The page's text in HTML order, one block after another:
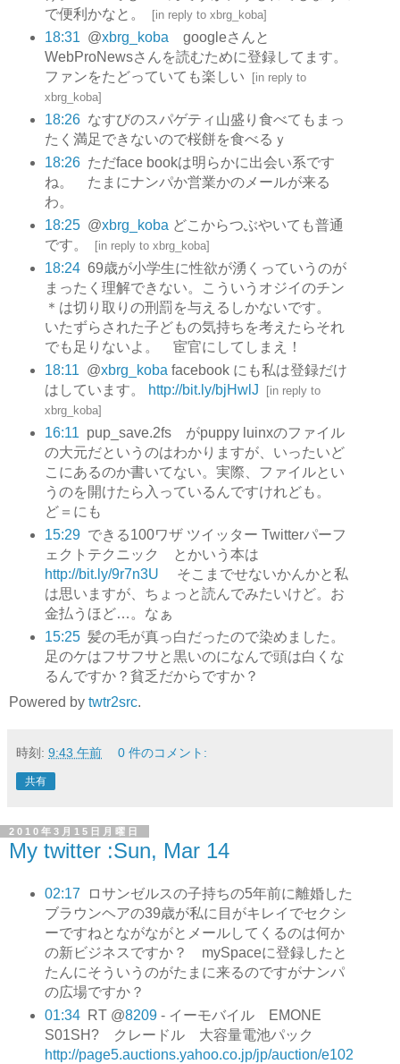
で便利かなと。
[in reply to xbrg_koba]
18:31 @xbrg_koba googleさんと
WebProNewsさんを読むために登録してます。
ファンをたどっていても楽しい [in reply to
xbrg_koba]
18:26 なすびのスパゲティ山盛り食べてもまっ
たく満足できないので桜餅を食べるｙ
18:26 ただface bookは明らかに出会い系です
ね。 たまにナンパか営業かのメールが来る
わ。
18:25 @xbrg_koba どこからつぶやいても普通
です。
[in reply to xbrg_koba]
18:24 69歳が小学生に性欲が湧くっていうのが
まったく理解できない。こういうオジイのチン
＊は切り取りの刑罰を与えるしかないです。
いたずらされた子どもの気持ちを考えたらそれ
でも足りないよ。 宦官にしてしまえ！
18:11 @xbrg_koba facebook にも私は登録だけ
はしています。
http://bit.ly/bjHwlJ [in reply to
xbrg_koba]
16:11 pup_save.2fs がpuppy luinxのファイル
の大元だというのはわかりますが、いったいど
こにあるのか書いてない。実際、ファイルとい
うのを開けたら入っているんですけれども。
ど＝にも
15:29 できる100ワザ ツイッター Twitterパーフ
ェクトテクニック とかいう本は
http://bit.ly/9r7n3U そこまでせないかんかと私
は思いますが、ちょっと読んでみたいけど。お
金払うほど…。なぁ
15:25 髪の毛が真っ白だったので染めました。
足のケはフサフサと黒いのになんで頭は白くな
るんですか？貧乏だからですか？
Powered by twtr2src.
時刻: 9:43 午前 0 件のコメント:
共有
2010年3月15日月曜日
My twitter :Sun, Mar 14
02:17
ロサンゼルスの子持ちの5年前に離婚した
ブラウンヘアの39歳が私に目がキレイでセクシ
ーですねとながながとメールしてくるのは何か
の新ビジネスですか？ mySpaceに登録したと
たんにそういうのがたまに来るのですがナンパ
の広場ですか？
01:34
RT @8209- イーモバイル EMONE
S01SH? クレードル 大容量電池パック
http://page5.auctions.yahoo.co.jp/jp/auction/e102